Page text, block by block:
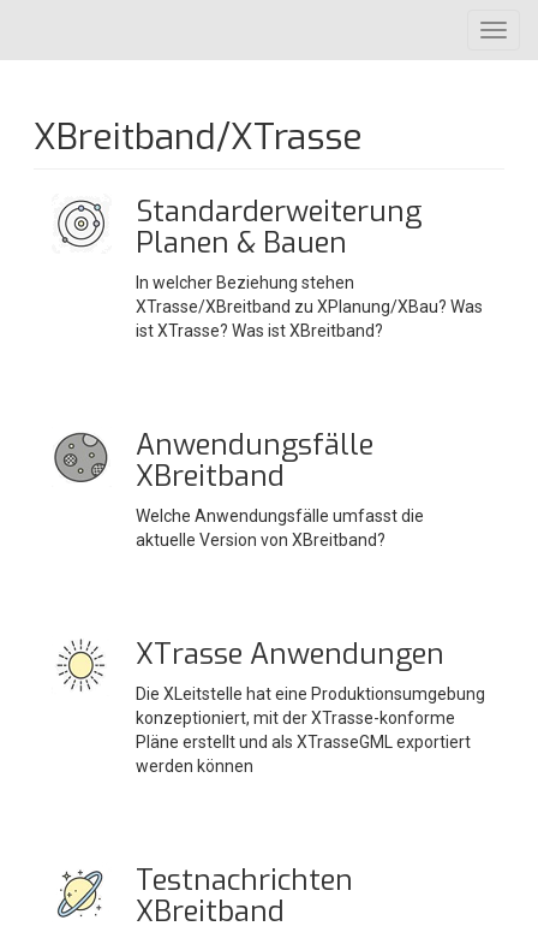
Inhalt
XBreitband/XTrasse
Standarderweiterung
Planen & Bauen
In welcher Beziehung stehen
XTrasse/XBreitband zu XPlanung/XBau? Was
ist XTrasse? Was ist XBreitband?
Anwendungsfälle
XBreitband
Welche Anwendungsfälle umfasst die
aktuelle Version von XBreitband?
XTrasse Anwendungen
Die XLeitstelle hat eine Produktionsumgebung
konzeptioniert, mit der XTrasse-konforme
Pläne erstellt und als XTrasseGML exportiert
werden können
Testnachrichten
XBreitband